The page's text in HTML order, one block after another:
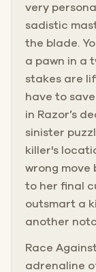
very
sadistic
the blade.
a pawn in a
stakes are
have to
in Razor’s
sinister
killer's
wrong move
to her final
outsmart a
another
Race
adrenaline